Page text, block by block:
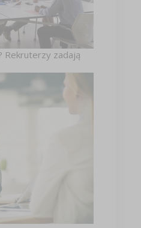
Rekruterzy zadają